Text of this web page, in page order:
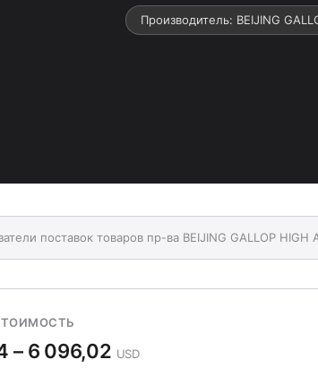
Производитель: BEIJING
поставок товаров пр-ва BEIJING GALLOP HIGH
– 6 096,02 USD